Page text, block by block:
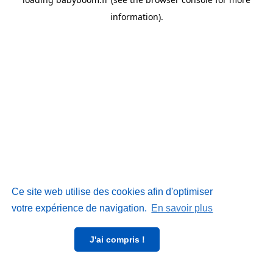
Ce site web utilise des cookies afin d'optimiser
votre expérience de navigation. En savoir plus
J'ai compris !
information).